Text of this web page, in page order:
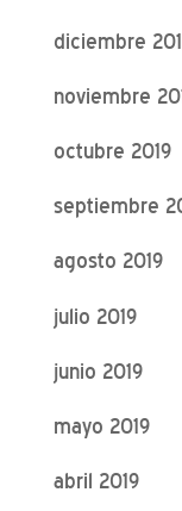
diciembre
noviembre
octubre 2019
septiembre
agosto 2019
julio 2019
junio 2019
mayo 2019
abril 2019